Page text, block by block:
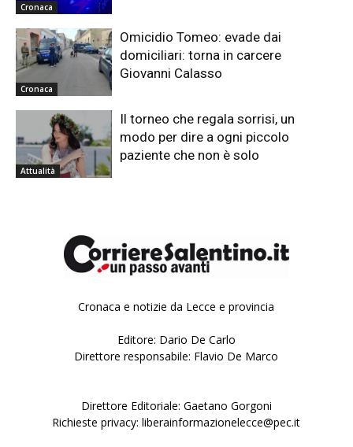
Cronaca
Cronaca
Omicidio Tomeo: evade dai
domiciliari: torna in carcere
Giovanni Calasso
Attualità
Il torneo che regala sorrisi, un
modo per dire a ogni piccolo
paziente che non è solo
Cronaca e notizie da Lecce e provincia
Editore: Dario De Carlo
Direttore responsabile: Flavio De Marco
Direttore Editoriale: Gaetano Gorgoni
Richieste privacy: liberainformazionelecce@pec.it